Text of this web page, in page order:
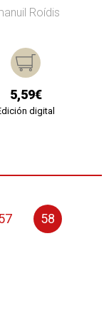
Roídis
5,59€
digital
58